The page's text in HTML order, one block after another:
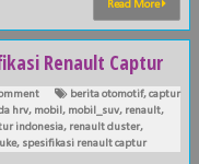
Read More
Renault Captur
berita otomotif,captur
hrv, mobil , mobil_suv, renault,
indonesia, renault duster,
, spesifikasi renault captur